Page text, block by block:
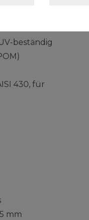
beständig
430, für
mm